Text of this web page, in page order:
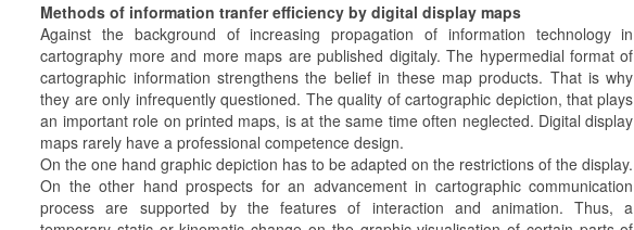
Methods of information tranfer efficiency by digital display maps
Against the background of increasing propagation of information technology in
cartography more and more maps are published digitaly. The hypermedial format of
cartographic information strengthens the belief in these map products. That is why
they are only infrequently questioned. The quality of cartographic depiction, that plays
an important role on printed maps, is at the same time often neglected. Digital display
maps rarely have a professional competence design.
On the one hand graphic depiction has to be adapted on the restrictions of the display.
On the other hand prospects for an advancement in cartographic communication
process are supported by the features of interaction and animation. Thus, a